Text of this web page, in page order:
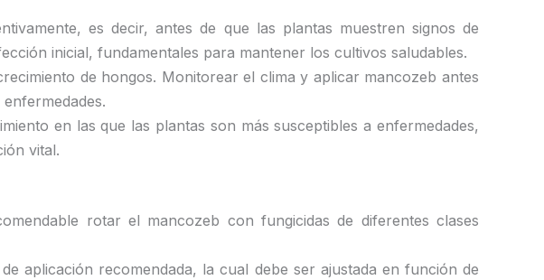
es decir, antes de que las plantas muestren signos de
inicial, fundamentales para mantener los cultivos saludables.
de hongos. Monitorear el clima y aplicar mancozeb antes
en las que las plantas son más susceptibles a enfermedades,
vital.
rotar el mancozeb con fungicidas de diferentes clases
aplicación recomendada, la cual debe ser ajustada en función de